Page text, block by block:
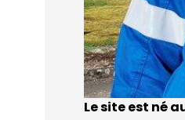
Le site est né